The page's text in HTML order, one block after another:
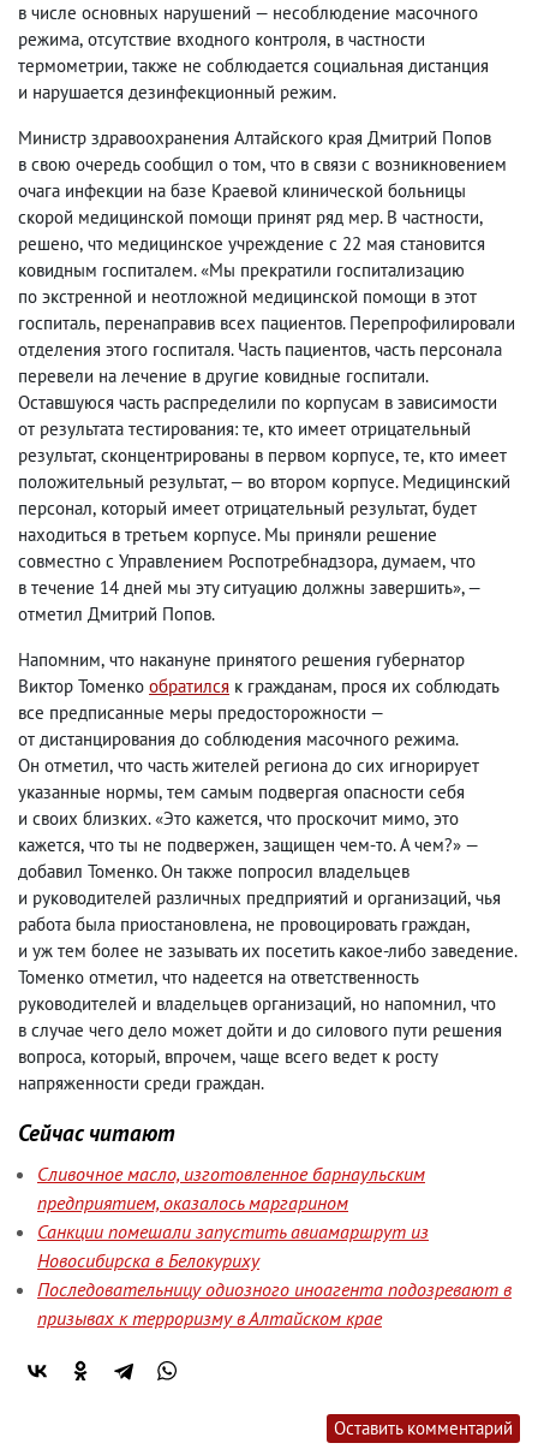
в числе основных нарушений — несоблюдение масочного
режима, отсутствие входного контроля, в частности
термометрии, также не соблюдается социальная дистанция
и нарушается дезинфекционный режим.
Министр здравоохранения Алтайского края Дмитрий Попов
в свою очередь сообщил о том, что в связи с возникновением
очага инфекции на базе Краевой клинической больницы
скорой медицинской помощи принят ряд мер. В частности,
решено, что медицинское учреждение с 22 мая становится
ковидным госпиталем. «Мы прекратили госпитализацию
по экстренной и неотложной медицинской помощи в этот
госпиталь, перенаправив всех пациентов. Перепрофилировали
отделения этого госпиталя. Часть пациентов, часть персонала
перевели на лечение в другие ковидные госпитали.
Оставшуюся часть распределили по корпусам в зависимости
от результата тестирования: те, кто имеет отрицательный
результат, сконцентрированы в первом корпусе, те, кто имеет
положительный результат, — во втором корпусе. Медицинский
персонал, который имеет отрицательный результат, будет
находиться в третьем корпусе. Мы приняли решение
совместно с Управлением Роспотребнадзора, думаем, что
в течение 14 дней мы эту ситуацию должны завершить», —
отметил Дмитрий Попов.
Напомним, что накануне принятого решения губернатор
Виктор Томенко обратился к гражданам, прося их соблюдать
все предписанные меры предосторожности —
от дистанцирования до соблюдения масочного режима.
Он отметил, что часть жителей региона до сих игнорирует
указанные нормы, тем самым подвергая опасности себя
и своих близких. «Это кажется, что проскочит мимо, это
кажется, что ты не подвержен, защищен чем-то. А чем?» —
добавил Томенко. Он также попросил владельцев
и руководителей различных предприятий и организаций, чья
работа была приостановлена, не провоцировать граждан,
и уж тем более не зазывать их посетить какое-либо заведение.
Томенко отметил, что надеется на ответственность
руководителей и владельцев организаций, но напомнил, что
в случае чего дело может дойти и до силового пути решения
вопроса, который, впрочем, чаще всего ведет к росту
напряженности среди граждан.
Сейчас читают
Сливочное масло, изготовленное барнаульским
предприятием, оказалось маргарином
Санкции помешали запустить авиамаршрут из
Новосибирска в Белокуриху
Последовательницу одиозного иноагента подозревают в
призывах к терроризму в Алтайском крае
Оставить комментарий